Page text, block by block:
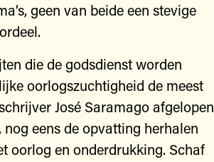
geen van beide een stevige
die de godsdienst worden
oorlogszuchtigheid de meest
José Saramago afgelopen
eens de opvatting herhalen
oorlog en onderdrukking. Schaf